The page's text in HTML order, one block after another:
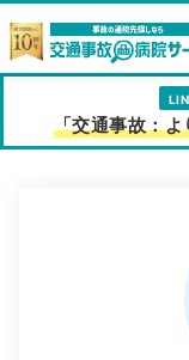
「交通事故：